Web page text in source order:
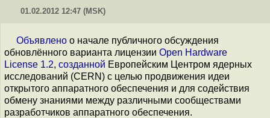
01.02.2012 12:47 (MSK)
Объявлено о начале публичного обсуждения
обновлённого варианта лицензии Open Hardware
License 1.2, созданной Европейским Центром ядерных
исследований (CERN) с целью продвижения идеи
открытого аппаратного обеспечения и для содействия
обмену знаниями между различными сообществами
разработчиков аппаратного обеспечения.